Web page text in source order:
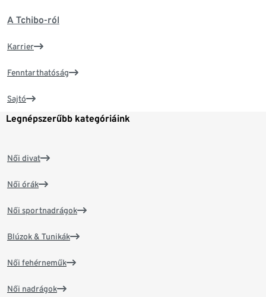
A Tchibo-ról
Karrier
Fenntarthatóság
Sajtó
Legnépszerűbb kategóriáink
Női divat
Női órák
Női sportnadrágok
Blúzok & Tunikák
Női fehérneműk
Női nadrágok